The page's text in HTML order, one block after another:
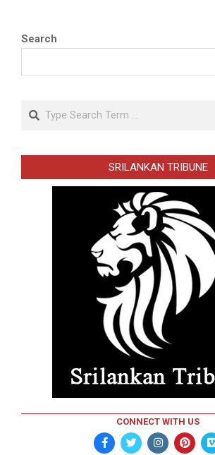
Search
Search
SRILANKAN TRIBUNE
CONNECT WITH US